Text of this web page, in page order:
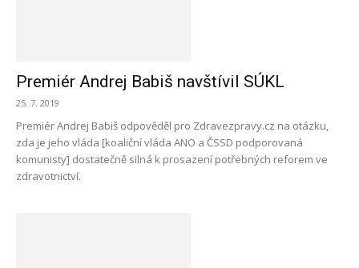
Premiér Andrej Babiš navštívil SÚKL
25. 7. 2019
Premiér Andrej Babiš odpověděl pro Zdravezpravy.cz na otázku,
zda je jeho vláda [koaliční vláda ANO a ČSSD podporovaná
komunisty] dostatečně silná k prosazení potřebných reforem ve
zdravotnictví.